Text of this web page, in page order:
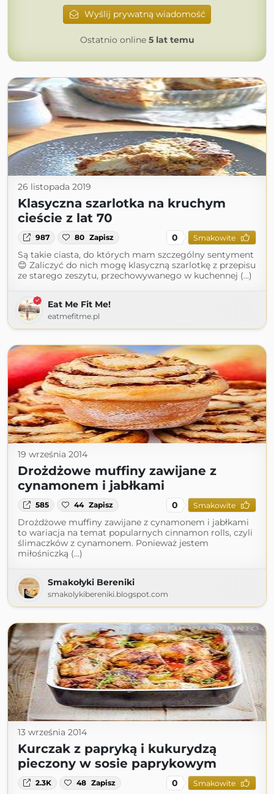
Wyślij prywatną wiadomość
Ostatnio online 5 lat temu
26 listopada 2019
Klasyczna szarlotka na kruchym
cieście z lat 70
987 80 Zapisz 0 Smakowite
Są takie ciasta, do których mam szczególny sentyment
😊 Zaliczyć do nich mogę klasyczną szarlotkę z przepisu
ze starego zeszytu, przechowywanego w kuchennej (...)
Eat Me Fit Me!
eatmefitme.pl
19 września 2014
Drożdżowe muffiny zawijane z
cynamonem i jabłkami
585 44 Zapisz 0 Smakowite
Drożdżowe muffiny zawijane z cynamonem i jabłkami
to wariacja na temat popularnych cinnamon rolls, czyli
ślimaczków z cynamonem. Ponieważ jestem
miłośniczką (...)
Smakołyki Bereniki
smakolykibereniki.blogspot.com
13 września 2014
Kurczak z papryką i kukurydzą
pieczony w sosie paprykowym
2.3K 48 Zapisz 0 Smakowite